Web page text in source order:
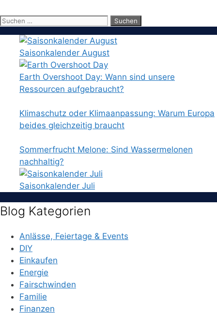
Suchen
Saisonkalender August
Earth Overshoot Day: Wann sind unsere
Ressourcen aufgebraucht?
Klimaschutz oder Klimaanpassung: Warum Europa
beides gleichzeitig braucht
Sommerfrucht Melone: Sind Wassermelonen
nachhaltig?
Saisonkalender Juli
Blog Kategorien
Anlässe, Feiertage & Events
DIY
Einkaufen
Energie
Fairschwinden
Familie
Finanzen